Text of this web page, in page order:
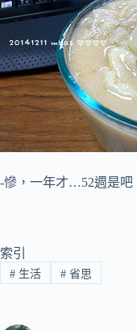
-慘，一年才…52週是吧
索引
#生活 #省思